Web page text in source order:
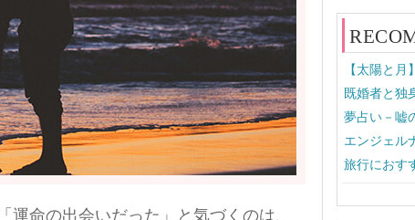
命の出会いだった」と気づくのは、
【太陽と月
既婚者と独
夢占い－嘘
エンジェル
旅行におす